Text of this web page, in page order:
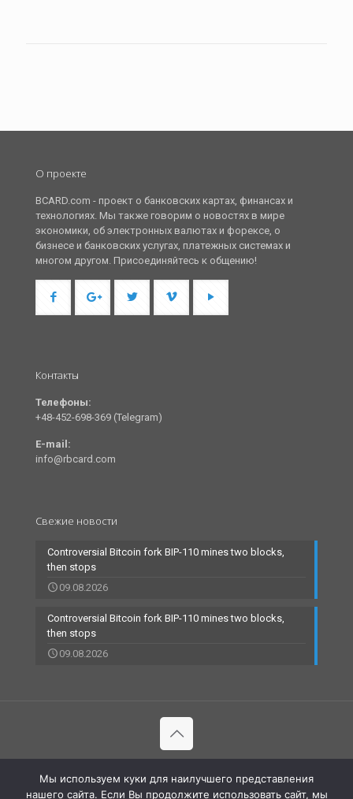
О проекте
BCARD.com - проект о банковских картах, финансах и
технологиях. Мы также говорим о новостях в мире
экономики, об электронных валютах и форексе, о
бизнесе и банковских услугах, платежных системах и
многом другом. Присоединяйтесь к общению!
Контакты
Телефоны:
+48-452-698-369 (Telegram)
E-mail:
info@rbcard.com
Свежие новости
Controversial Bitcoin fork BIP-110 mines two blocks,
then stops
09.08.2026
Controversial Bitcoin fork BIP-110 mines two blocks,
then stops
09.08.2026
технологии | All Rights Reserved |
Мы используем куки для наилучшего представления
нашего сайта. Если Вы продолжите использовать сайт, мы